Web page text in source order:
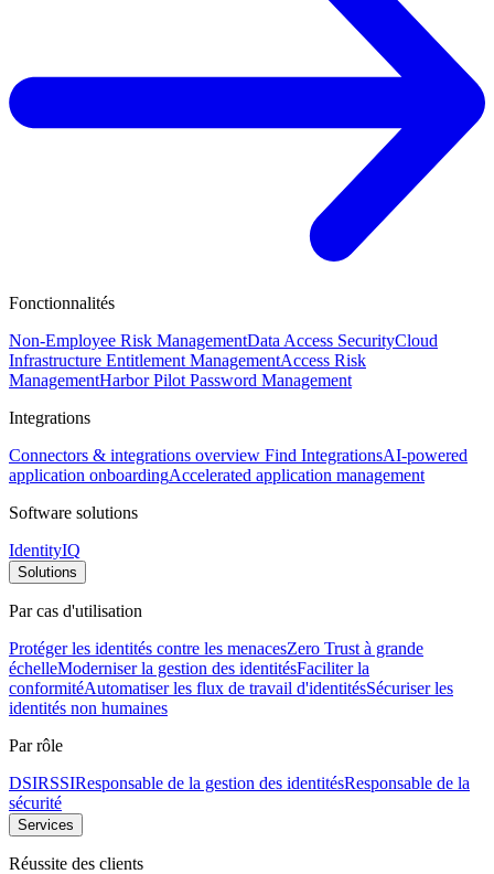
Fonctionnalités
Non-Employee Risk ManagementData Access SecurityCloud
Infrastructure Entitlement ManagementAccess Risk
ManagementHarbor Pilot Password Management
Integrations
Connectors & integrations overview Find IntegrationsAI-powered
application onboardingAccelerated application management
Software solutions
IdentityIQ
Solutions
Par cas d'utilisation
Protéger les identités contre les menacesZero Trust à grande
échelleModerniser la gestion des identitésFaciliter la
conformitéAutomatiser les flux de travail d'identitésSécuriser les
identités non humaines
Par rôle
DSIRSSIResponsable de la gestion des identitésResponsable de la
sécurité
Services
Réussite des clients